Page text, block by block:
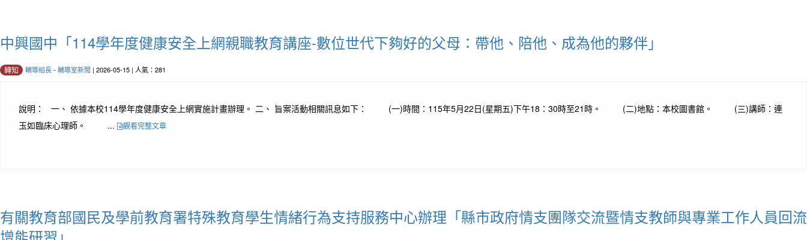
中興國中「114學年度健康安全上網親職教育講座-數位世代下夠好的父母：帶他、陪他、成為他的夥伴」
轉知 輔導組長- 輔導室新聞 | 2026-05-15 | 人氣：281
說明： 一、 依據本校114學年度健康安全上網實施計畫辦理。 二、 旨案活動相關訊息如下： (一)時間：115年5月22日(星期五)下午18：30時至21時。 (二)地點：本校圖書館。 (三)講師：連
玉如臨床心理師。 ...
觀看完整文章
有關教育部國民及學前教育署特殊教育學生情緒行為支持服務中心辦理「縣市政府情支團隊交流暨情支教師與專業工作人員回流